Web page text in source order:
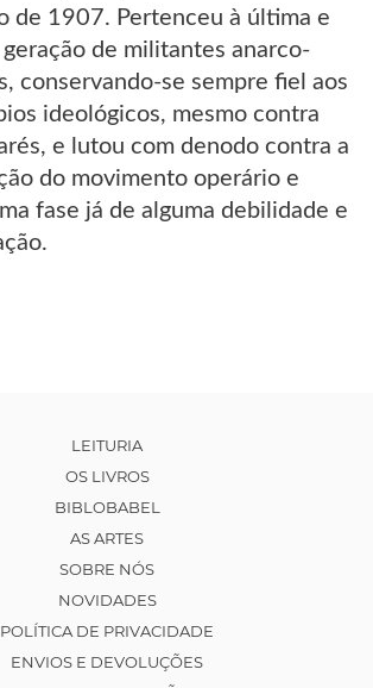
de 1907. Pertenceu à última e
de militantes anarco-
conservando-se sempre fiel aos
ideológicos, mesmo contra
e lutou com denodo contra a
do movimento operário e
fase já de alguma debilidade e
LEITURIA
OS LIVROS
BIBLOBABEL
AS ARTES
SOBRE NÓS
NOVIDADES
POLÍTICA DE PRIVACIDADE
ENVIOS E DEVOLUÇÕES